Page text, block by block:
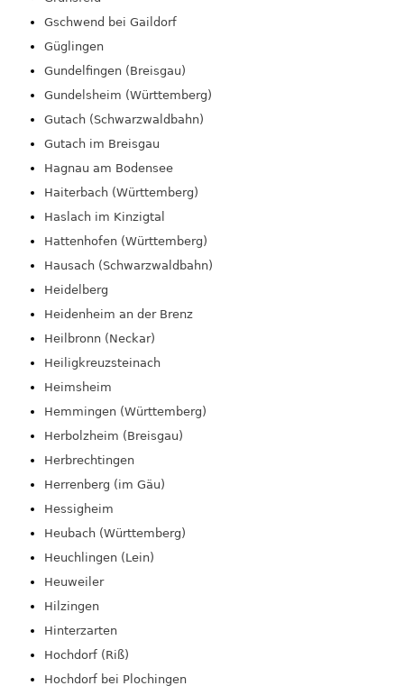
Gschwend bei Gaildorf
Güglingen
Gundelfingen (Breisgau)
Gundelsheim (Württemberg)
Gutach (Schwarzwaldbahn)
Gutach im Breisgau
Hagnau am Bodensee
Haiterbach (Württemberg)
Haslach im Kinzigtal
Hattenhofen (Württemberg)
Hausach (Schwarzwaldbahn)
Heidelberg
Heidenheim an der Brenz
Heilbronn (Neckar)
Heiligkreuzsteinach
Heimsheim
Hemmingen (Württemberg)
Herbolzheim (Breisgau)
Herbrechtingen
Herrenberg (im Gäu)
Hessigheim
Heubach (Württemberg)
Heuchlingen (Lein)
Heuweiler
Hilzingen
Hinterzarten
Hochdorf (Riß)
Hochdorf bei Plochingen